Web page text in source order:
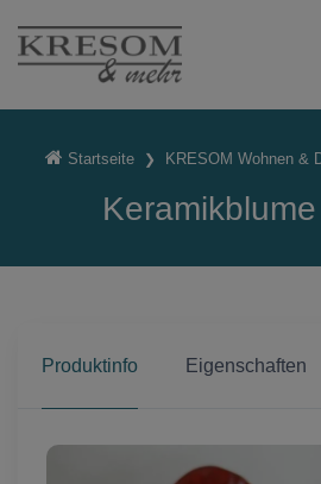
Startseite KRESOM Wohnen &
Produktinfo Eigenschaften